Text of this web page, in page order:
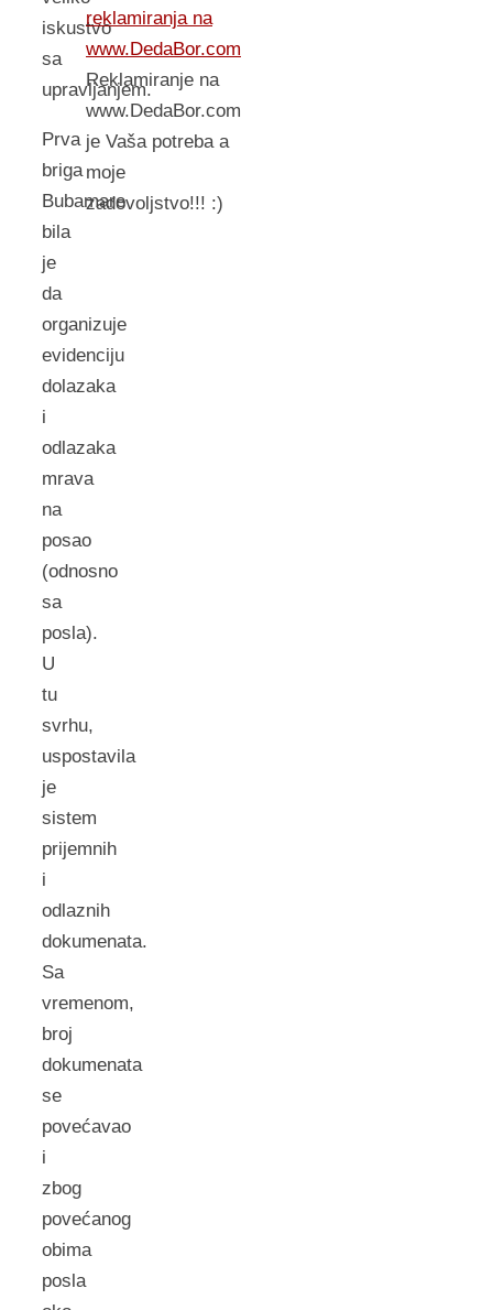
iskustvo
sa
upravljanjem.
Prva
briga
Bubamare
bila
je
da
organizuje
evidenciju
dolazaka
i
odlazaka
mrava
na
posao
(odnosno
sa
posla).
U
tu
svrhu,
uspostavila
je
sistem
prijemnih
i
odlaznih
dokumenata.
Sa
vremenom,
broj
dokumenata
se
povećavao
i
zbog
povećanog
obima
posla
reklamiranja na
www.DedaBor.com
Reklamiranje na
www.DedaBor.com
je Vaša potreba a
moje
zadovoljstvo!!! :)